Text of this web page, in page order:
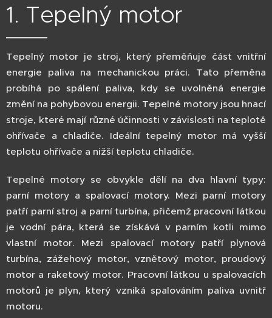
1. Tepelný motor
Tepelný motor je stroj, který přeměňuje část vnitřní
energie paliva na mechanickou práci. Tato přeměna
probíhá po spálení paliva, kdy se uvolněná energie
změní na pohybovou energii. Tepelné motory jsou hnací
stroje, které mají různé účinnosti v závislosti na teplotě
ohřívače a chladiče. Ideální tepelný motor má vyšší
teplotu ohřívače a nižší teplotu chladiče.
Tepelné motory se obvykle dělí na dva hlavní typy:
parní motory a spalovací motory. Mezi parní motory
patří parní stroj a parní turbína, přičemž pracovní látkou
je vodní pára, která se získává v parním kotli mimo
vlastní motor. Mezi spalovací motory patří plynová
turbína, zážehový motor, vznětový motor, proudový
motor a raketový motor. Pracovní látkou u spalovacích
motorů je plyn, který vzniká spalováním paliva uvnitř
motoru.